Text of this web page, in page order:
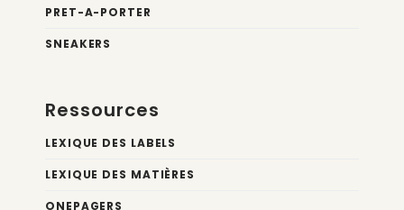
PRET-A-PORTER
SNEAKERS
Ressources
LEXIQUE DES LABELS
LEXIQUE DES MATIÈRES
ONEPAGERS